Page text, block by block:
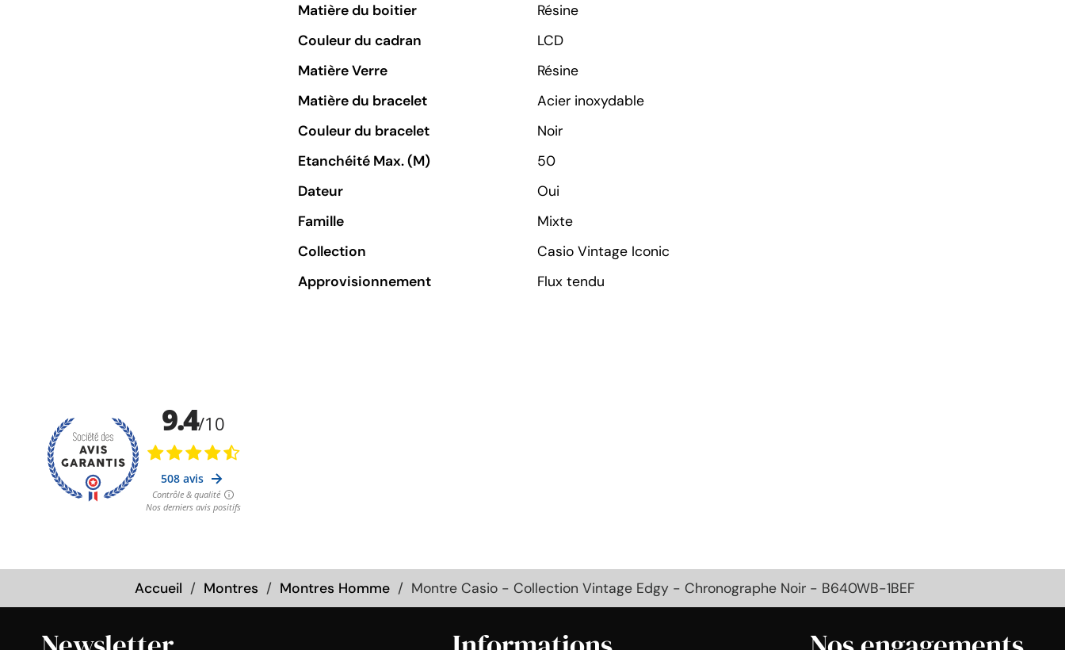
Matière du boitier
Résine
Couleur du cadran
LCD
Matière Verre
Résine
Matière du bracelet
Acier inoxydable
Couleur du bracelet
Noir
Etanchéité Max. (M)
50
Dateur
Oui
Famille
Mixte
Collection
Casio Vintage Iconic
Approvisionnement
Flux tendu
Accueil Montres Montres Homme Montre Casio - Collection Vintage Edgy - Chronographe Noir - B640WB-1BEF